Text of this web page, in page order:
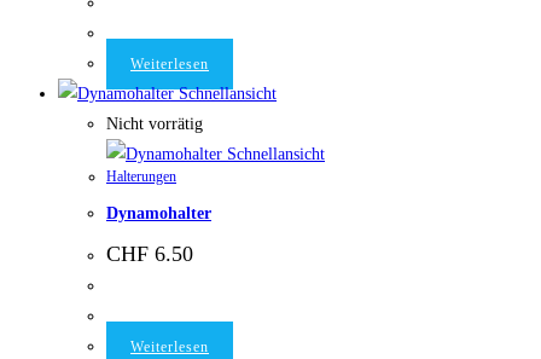
Weiterlesen
Schnellansicht
Nicht vorrätig
Schnellansicht
Halterungen
Dynamohalter
CHF 6.50
Weiterlesen